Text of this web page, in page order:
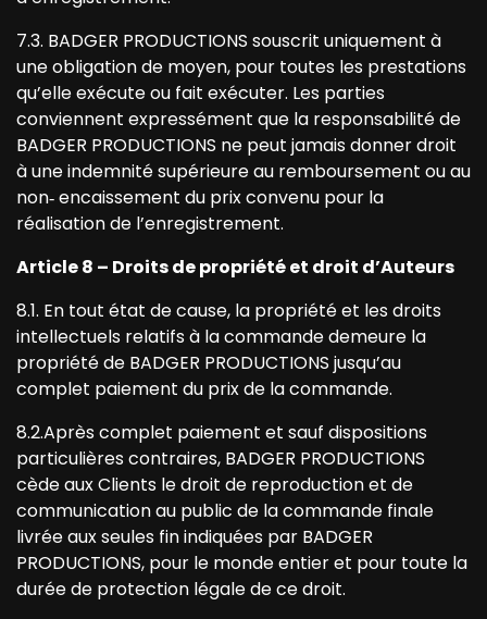
7.3. BADGER PRODUCTIONS souscrit uniquement à
une obligation de moyen, pour toutes les prestations
qu’elle exécute ou fait exécuter. Les parties
conviennent expressément que la responsabilité de
BADGER PRODUCTIONS ne peut jamais donner droit
à une indemnité supérieure au remboursement ou au
non‐ encaissement du prix convenu pour la
réalisation de l’enregistrement.
Article 8 – Droits de propriété et droit d’Auteurs
8.1. En tout état de cause, la propriété et les droits
intellectuels relatifs à la commande demeure la
propriété de BADGER PRODUCTIONS jusqu’au
complet paiement du prix de la commande.
8.2.Après complet paiement et sauf dispositions
particulières contraires, BADGER PRODUCTIONS
cède aux Clients le droit de reproduction et de
communication au public de la commande finale
livrée aux seules fin indiquées par BADGER
PRODUCTIONS, pour le monde entier et pour toute la
durée de protection légale de ce droit.